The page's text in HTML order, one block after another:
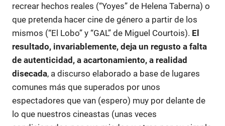
recrear hechos reales (“Yoyes” de Helena Taberna) o
que pretenda hacer cine de género a partir de los
mismos (“El Lobo” y “GAL” de Miguel Courtois). El
resultado, invariablemente, deja un regusto a falta
de autenticidad, a acartonamiento, a realidad
disecada, a discurso elaborado a base de lugares
comunes más que superados por unos
espectadores que van (espero) muy por delante de
lo que nuestros cineastas (unas veces